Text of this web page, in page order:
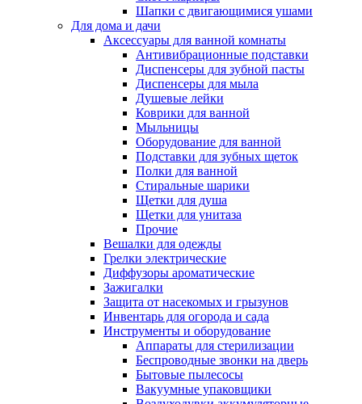
Шапки с двигающимися ушами
Для дома и дачи
Аксессуары для ванной комнаты
Антивибрационные подставки
Диспенсеры для зубной пасты
Диспенсеры для мыла
Душевые лейки
Коврики для ванной
Мыльницы
Оборудование для ванной
Подставки для зубных щеток
Полки для ванной
Стиральные шарики
Щетки для душа
Щетки для унитаза
Прочие
Вешалки для одежды
Грелки электрические
Диффузоры ароматические
Зажигалки
Защита от насекомых и грызунов
Инвентарь для огорода и сада
Инструменты и оборудование
Аппараты для стерилизации
Беспроводные звонки на дверь
Бытовые пылесосы
Вакуумные упаковщики